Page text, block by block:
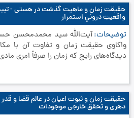
حقیقت زمان و ماهیت گذشت در هستی -
واقعیتِ درونیِ استمرار
توضیحات آیت‌الله سید محمدمحسن
واکاوی حقیقت زمان و تفاوت آن با
دیدگاه‌های رایج که زمان را صرفاً امری
حقیقت زمان و ثبوت اعیان در عالم قضا و
دهری و تحقق خارجی موجودات